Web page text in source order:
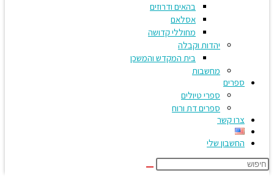
בהאים ודרוזים
אסלאם
מחוללי קדושה
יהדות וקבלה
בית המקדש והמשכן
מחשבות
ספרים
ספרי טיולים
ספרים דת ורוח
צרו קשר
החשבון שלי